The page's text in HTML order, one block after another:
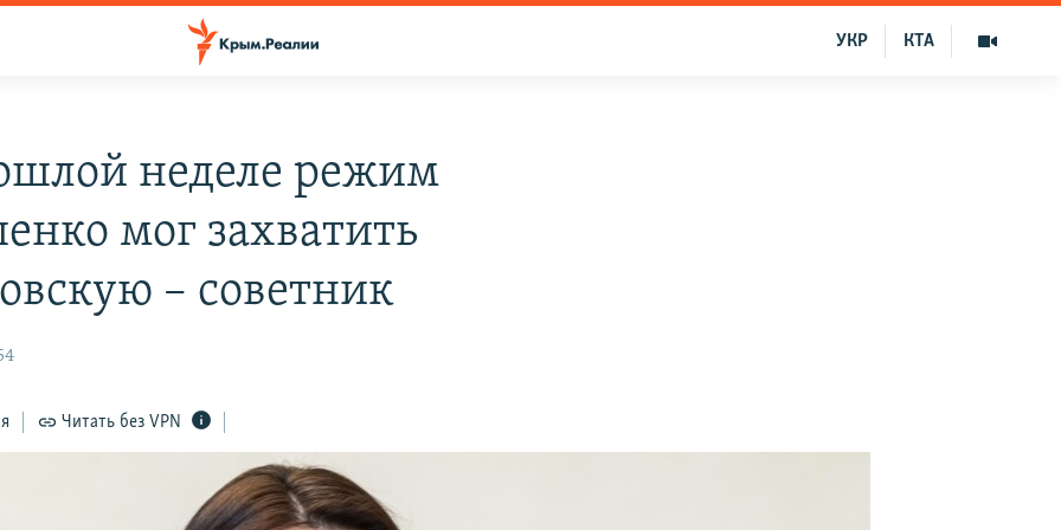
КТА
УКР
неделе режим
мог захватить
– советник
Читать без VPN